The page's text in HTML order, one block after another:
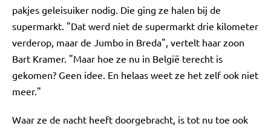
pakjes geleisuiker nodig. Die ging ze halen bij de
supermarkt. "Dat werd niet de supermarkt drie kilometer
verderop, maar de Jumbo in Breda", vertelt haar zoon
Bart Kramer. "Maar hoe ze nu in België terecht is
gekomen? Geen idee. En helaas weet ze het zelf ook niet
meer."
Waar ze de nacht heeft doorgebracht, is tot nu toe ook